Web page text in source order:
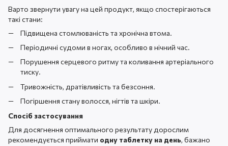
Варто звернути увагу на цей продукт, якщо спостерігаються
такі стани:
Підвищена стомлюваність та хронічна втома.
Періодичні судоми в ногах, особливо в нічний час.
Порушення серцевого ритму та коливання артеріального
тиску.
Тривожність, дратівливість та безсоння.
Погіршення стану волосся, нігтів та шкіри.
Спосіб застосування
Для досягнення оптимального результату дорослим
рекомендується приймати одну таблетку на день, бажано